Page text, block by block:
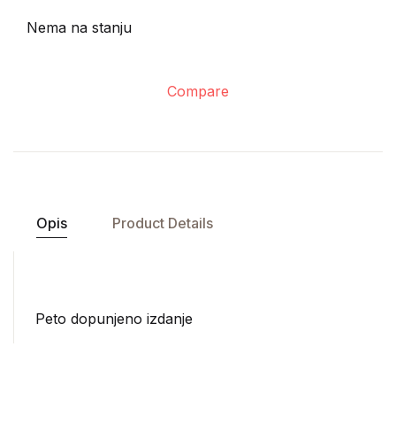
Nema na stanju
Compare
Opis Product Details
Peto dopunjeno izdanje